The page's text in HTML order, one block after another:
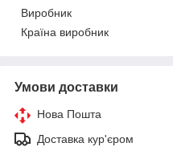
Виробник
Країна виробник
Умови доставки
Нова Пошта
Доставка кур'єром